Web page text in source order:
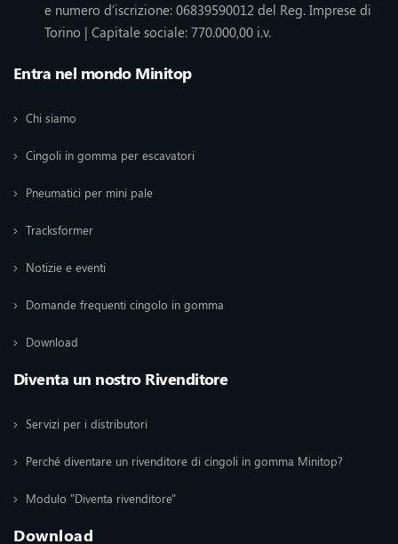
e numero d'iscrizione: 06839590012 del Reg. Imprese di
Torino | Capitale sociale: 770.000,00 i.v.
Entra nel mondo Minitop
Chi siamo
Cingoli in gomma per escavatori
Pneumatici per mini pale
Tracksformer
Notizie e eventi
Domande frequenti cingolo in gomma
Download
Diventa un nostro Rivenditore
Servizi per i distributori
Perché diventare un rivenditore di cingoli in gomma Minitop?
Modulo "Diventa rivenditore"
Download